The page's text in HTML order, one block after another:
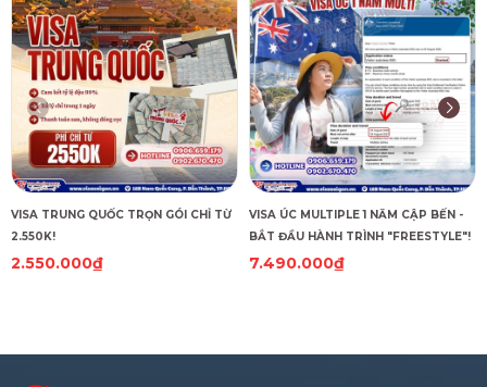
VISA TRUNG QUỐC TRỌN GÓI CHỈ TỪ
2.550K!
2.550.000₫
VISA ÚC MULTIPLE 1 NĂM CẬP BẾN -
BẮT ĐẦU HÀNH TRÌNH "FREESTYLE"!
7.490.000₫